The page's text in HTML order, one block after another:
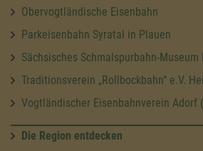
Obervogtländische Eisenbahn
Parkeisenbahn Syratal in Plauen
Sächsisches Schmalspurbahn-
Traditionsverein „Rollbockbahn“ e.V.
Vogtländischer Eisenbahnverein Adorf
Die Region entdecken